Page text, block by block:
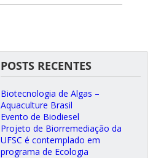
POSTS RECENTES
Biotecnologia de Algas –
Aquaculture Brasil
Evento de Biodiesel
Projeto de Biorremediação da
UFSC é contemplado em
programa de Ecologia